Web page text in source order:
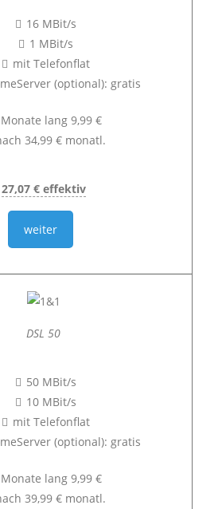
16 MBit/s
1 MBit/s
mit Telefonflat
(optional): gratis
lang 9,99 €
34,99 € monatl.
27,07 € effektiv
weiter
DSL 50
50 MBit/s
10 MBit/s
mit Telefonflat
(optional): gratis
lang 9,99 €
39,99 € monatl.